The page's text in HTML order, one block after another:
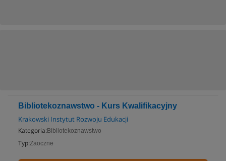
Bibliotekoznawstwo - Kurs Kwalifikacyjny
Krakowski Instytut Rozwoju Edukacji
Kategoria: Bibliotekoznawstwo
Typ:Zaoczne